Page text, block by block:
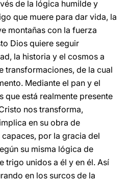
de la lógica humilde y
que muere para dar vida, la
montañas con la fuerza
Dios quiere seguir
la historia y el cosmos a
transformaciones, de la cual
Mediante el pan y el
que está realmente presente
nos transforma,
en su obra de
por la gracia del
su misma lógica de
trigo unidos a él y en él. Así
en los surcos de la